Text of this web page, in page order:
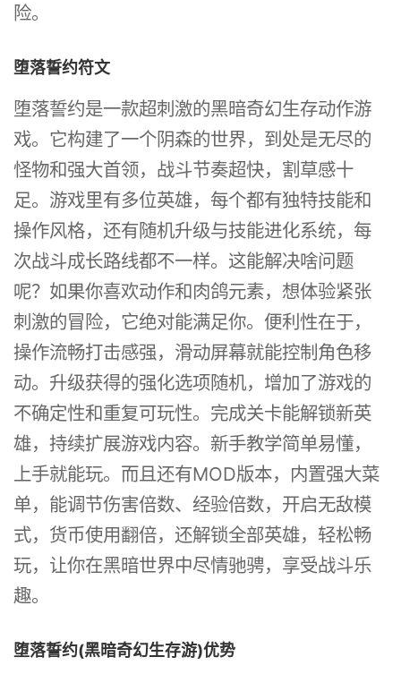
险。
堕落誓约符文
堕落誓约是一款超刺激的黑暗奇幻生存动作游
戏。它构建了一个阴森的世界，到处是无尽的
怪物和强大首领，战斗节奏超快，割草感十
足。游戏里有多位英雄，每个都有独特技能和
操作风格，还有随机升级与技能进化系统，每
次战斗成长路线都不一样。这能解决啥问题
呢？如果你喜欢动作和肉鸽元素，想体验紧张
刺激的冒险，它绝对能满足你。便利性在于，
操作流畅打击感强，滑动屏幕就能控制角色移
动。升级获得的强化选项随机，增加了游戏的
不确定性和重复可玩性。完成关卡能解锁新英
雄，持续扩展游戏内容。新手教学简单易懂，
上手就能玩。而且还有MOD版本，内置强大菜
单，能调节伤害倍数、经验倍数，开启无敌模
式，货币使用翻倍，还解锁全部英雄，轻松畅
玩，让你在黑暗世界中尽情驰骋，享受战斗乐
趣。
堕落誓约(黑暗奇幻生存游)优势